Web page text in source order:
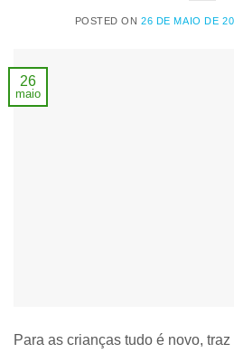
POSTED ON26 DE MAIO DE
26
maio
Para as crianças tudo é novo,